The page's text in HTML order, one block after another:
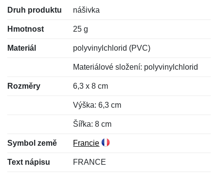
Druh produktu nášivka
Hmotnost 25 g
Materiál polyvinylchlorid (PVC)
Materiálové složení: polyvinylchlorid
Rozměry 6,3 x 8 cm
Výška: 6,3 cm
Šířka: 8 cm
Symbol země Francie
Text nápisu FRANCE